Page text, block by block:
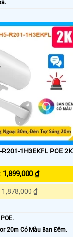
R201-1H3EKFL POE 2K
1,899,000 ₫
1,878,000 ₫
POE.
20m Có Màu Ban Ðêm.